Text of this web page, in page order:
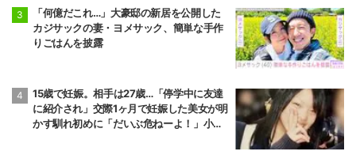
「何億だこれ…」大豪邸の新居を公開した
カジサックの妻・ヨメサック、簡単な手作
りごはんを披露
15歳で妊娠。相手は27歳…「停学中に友達
に紹介され」交際1ヶ月で妊娠した美女が明
かす馴れ初めに「だいぶ危ねーよ！」小森